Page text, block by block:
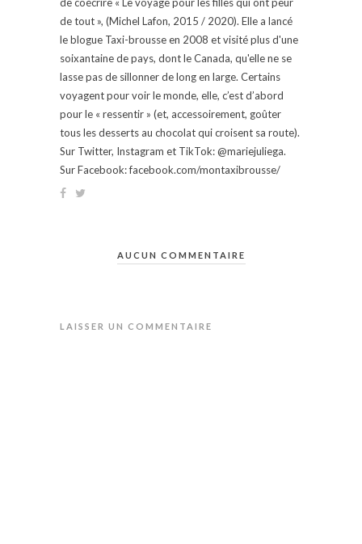
de tout », (Michel Lafon, 2015 / 2020). Elle a lancé
le blogue Taxi-brousse en 2008 et visité plus d'une
soixantaine de pays, dont le Canada, qu'elle ne se
lasse pas de sillonner de long en large. Certains
voyagent pour voir le monde, elle, c’est d’abord
pour le « ressentir » (et, accessoirement, goûter
tous les desserts au chocolat qui croisent sa route).
Sur Twitter, Instagram et TikTok: @mariejuliega.
Sur Facebook: facebook.com/montaxibrousse/
AUCUN COMMENTAIRE
LAISSER UN COMMENTAIRE